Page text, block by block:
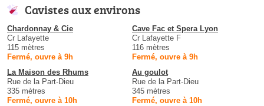
Cavistes aux environs
Chardonnay & Cie
Cr Lafayette
115 mètres
Fermé, ouvre à 9h
Cave Fac et Spera Lyon
Cr Lafayette F
116 mètres
Fermé, ouvre à 9h
La Maison des Rhums
Rue de la Part-Dieu
335 mètres
Fermé, ouvre à 10h
Au goulot
Rue de la Part-Dieu
345 mètres
Fermé, ouvre à 10h